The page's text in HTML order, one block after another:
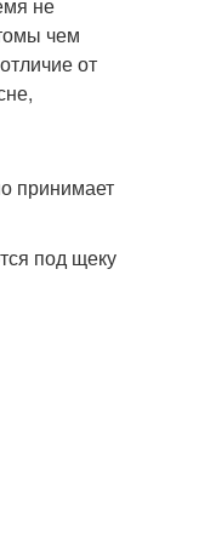
чем
от
принимает
под щеку